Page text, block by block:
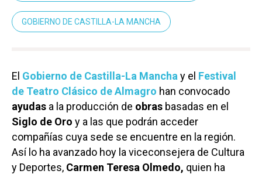
GOBIERNO DE CASTILLA-LA MANCHA
El Gobierno de Castilla-La Mancha y el Festival
de Teatro Clásico de Almagro han convocado
ayudas a la producción de obras basadas en el
Siglo de Oro y a las que podrán acceder
compañías cuya sede se encuentre en la región.
Así lo ha avanzado hoy la viceconsejera de Cultura
y Deportes, Carmen Teresa Olmedo, quien ha